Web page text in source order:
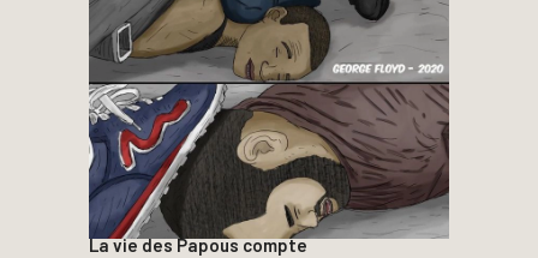
La vie des Papous compte